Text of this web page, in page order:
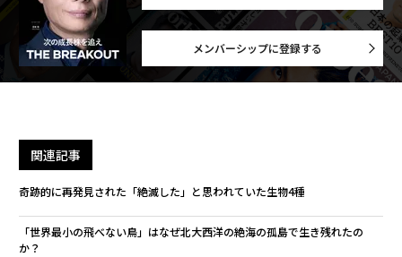
メンバーシップに登録する
関連記事
奇跡的に再発見された「絶滅した」と思われていた生物4種
「世界最小の飛べない鳥」はなぜ北大西洋の絶海の孤島で生き残れたの
か？